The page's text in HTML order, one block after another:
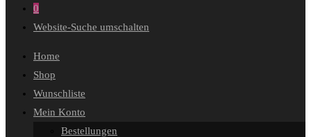
0
Website-Suche umschalten
Home
Shop
Wunschliste
Mein Konto
Bestellungen